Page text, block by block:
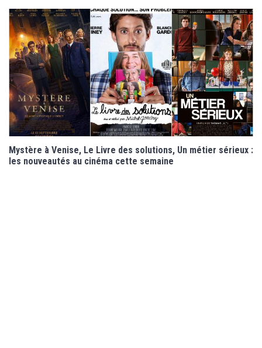
Mystère à Venise, Le Livre des solutions, Un métier sérieux :
les nouveautés au cinéma cette semaine